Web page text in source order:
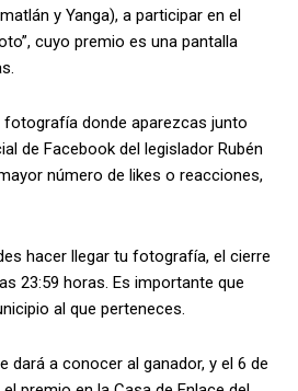
y Yanga), a participar en el
cuyo premio es una pantalla
fotografía donde aparezcas junto
de Facebook del legislador Rubén
número de likes o reacciones,
hacer llegar tu fotografía, el cierre
23:59 horas. Es importante que
al que perteneces.
dará a conocer al ganador, y el 6 de